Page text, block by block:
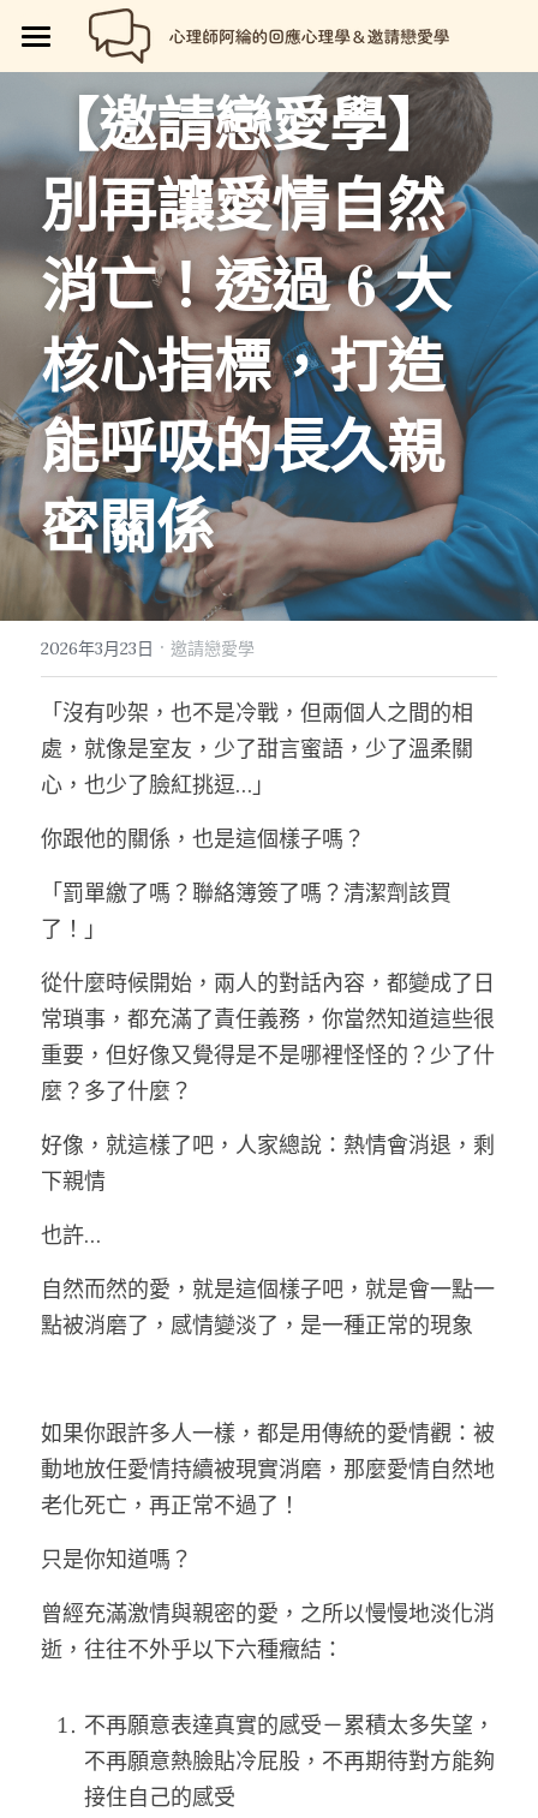
回應心理學
📗回應心理學
💼【就享知】職場專欄
好人卡計畫
🏷️好人卡「給予祝福」
🏕️好人卡店家
邀請戀愛學
邀請戀愛學
😍性愛玩樂
😄親密連結
😡衝突解決
☺️成熟自我
😘恆溫日常
💔總是愛錯人【專欄】
💖讓操控失效【專欄】
🥹戀愛裡的眼淚【專欄】
🎴戀愛邀請卡【Let Love In】
📑Love Notes
品牌流程設計
💡品牌流程設計
🖥️7天網站架設
📝SEO文章服務
🗒️系列文標題生成術
📊作品集
關於我
😱我是阿綸
📚阿綸的書單
🎫阿綸喜歡的店家
📝所有文章
💸Portaly分站
🎁就愛免費
【邀請戀愛學】
別再讓愛情自然
消亡！透過 6 大
核心指標，打造
能呼吸的長久親
密關係
2026年3月23日 · 邀請戀愛學
「沒有吵架，也不是冷戰，但兩個人之間的相
處，就像是室友，少了甜言蜜語，少了溫柔關
心，也少了臉紅挑逗…」
你跟他的關係，也是這個樣子嗎？
「罰單繳了嗎？聯絡簿簽了嗎？清潔劑該買
了！」
從什麼時候開始，兩人的對話內容，都變成了日
常瑣事，都充滿了責任義務，你當然知道這些很
重要，但好像又覺得是不是哪裡怪怪的？少了什
麼？多了什麼？
好像，就這樣了吧，人家總說：熱情會消退，剩
下親情
也許…
自然而然的愛，就是這個樣子吧，就是會一點一
點被消磨了，感情變淡了，是一種正常的現象
如果你跟許多人一樣，都是用傳統的愛情觀：被
動地放任愛情持續被現實消磨，那麼愛情自然地
老化死亡，再正常不過了！
只是你知道嗎？
曾經充滿激情與親密的愛，之所以慢慢地淡化消
逝，往往不外乎以下六種癥結：
不再願意表達真實的感受－累積太多失望，
不再願意熱臉貼冷屁股，不再期待對方能夠
接住自己的感受